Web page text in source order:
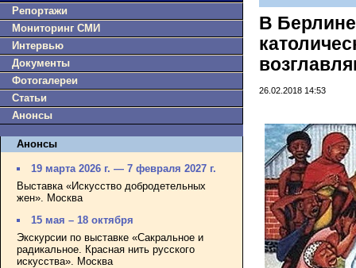
Репортажи
Мониторинг СМИ
Интервью
Документы
Фотогалереи
Статьи
Анонсы
Анонсы
19 марта 2026 г. — 7 февраля 2027 г.
Выставка «Искусство добродетельных
жен». Москва
15 мая – 18 октября
Экскурсии по выставке «Сакральное и
радикальное. Красная нить русского
искусства». Москва
В
26.02.2018 14:53